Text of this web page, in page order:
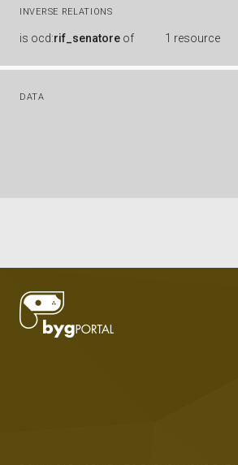
INVERSE RELATIONS
is ocd:rif_senatore of 1 resource
DATA